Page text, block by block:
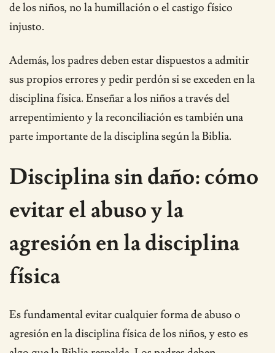
de los niños, no la humillación o el castigo físico
injusto.
Además, los padres deben estar dispuestos a admitir
sus propios errores y pedir perdón si se exceden en la
disciplina física. Enseñar a los niños a través del
arrepentimiento y la reconciliación es también una
parte importante de la disciplina según la Biblia.
Disciplina sin daño: cómo
evitar el abuso y la
agresión en la disciplina
física
Es fundamental evitar cualquier forma de abuso o
agresión en la disciplina física de los niños, y esto es